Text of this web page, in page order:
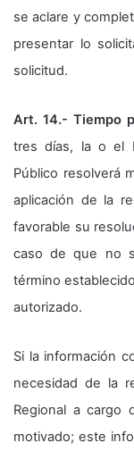
se aclare y
presentar lo
solicitud.
Art. 14.- Tiempo
tres días, la o el
Público resolverá
aplicación de la
favorable su
caso de que no
término
autorizado.
Si la información
necesidad de la
Regional a cargo
motivado; este